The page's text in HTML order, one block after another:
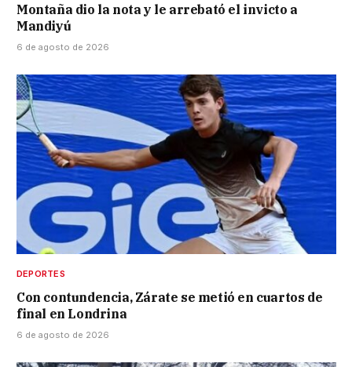
Montaña dio la nota y le arrebató el invicto a
Mandiyú
6 de agosto de 2026
DEPORTES
Con contundencia, Zárate se metió en cuartos de
final en Londrina
6 de agosto de 2026